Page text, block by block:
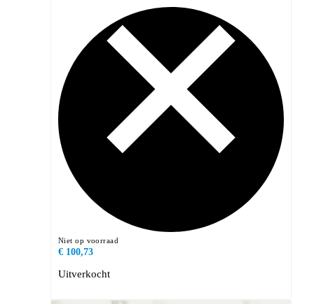
Niet op voorraad
€ 100,73
Uitverkocht